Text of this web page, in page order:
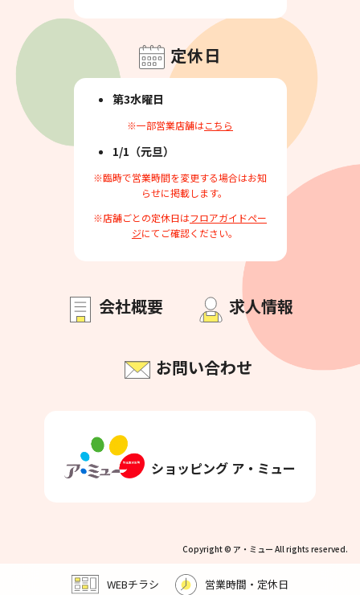
定休日
第3水曜日
※一部営業店舗はこちら
1/1（元旦）
※臨時で営業時間を変更する場合はお知
らせに掲載します。
※店舗ごとの定休日はフロアガイドペー
ジにてご確認ください。
会社概要 求人情報
お問い合わせ
ショッピング ア・ミュー
Copyright © ア・ミュー All rights reserved.
WEBチラシ 営業時間・定休日